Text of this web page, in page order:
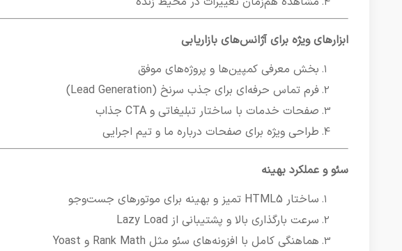
ابزارهای ویژه برای آژانس‌های بازاریابی
بخش معرفی کمپین‌ها و پروژه‌های موفق
فرم تماس حرفه‌ای برای جذب سرنخ (Lead Generation)
صفحات خدمات با ساختار تبلیغاتی و CTA جذاب
طراحی ویژه برای صفحات درباره ما و تیم اجرایی
سئو و عملکرد بهینه
ساختار HTML5 تمیز و بهینه برای موتورهای جست‌وجو
سرعت بارگذاری بالا و پشتیبانی از Lazy Load
هماهنگی کامل با افزونه‌های سئو مثل Rank Math و Yoast